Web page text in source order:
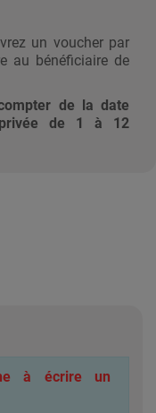
un voucher par
au bénéficiaire de
de la date
de 1 à 12
à écrire un